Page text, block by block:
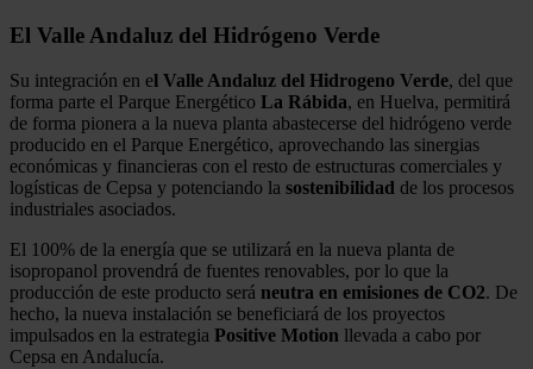
El Valle Andaluz del Hidrógeno Verde
Su integración en el Valle Andaluz del Hidrogeno Verde, del que
forma parte el Parque Energético La Rábida, en Huelva, permitirá
de forma pionera a la nueva planta abastecerse del hidrógeno verde
producido en el Parque Energético, aprovechando las sinergias
económicas y financieras con el resto de estructuras comerciales y
logísticas de Cepsa y potenciando la sostenibilidad de los procesos
industriales asociados.
El 100% de la energía que se utilizará en la nueva planta de
isopropanol provendrá de fuentes renovables, por lo que la
producción de este producto será neutra en emisiones de CO2. De
hecho, la nueva instalación se beneficiará de los proyectos
impulsados en la estrategia Positive Motion llevada a cabo por
Cepsa en Andalucía.